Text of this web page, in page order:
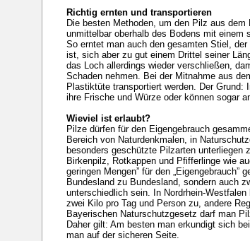
Richtig ernten und transportieren
Die besten Methoden, um den Pilz aus
unmittelbar oberhalb des Bodens mit einem
So erntet man auch den gesamten Stiel,
ist, sich aber zu gut einem Drittel seiner
das Loch allerdings wieder verschließen,
Schaden nehmen. Bei der Mitnahme aus
Plastiktüte transportiert werden. Der Grund:
ihre Frische und Würze oder können sogar
Wieviel ist erlaubt?
Pilze dürfen für den Eigengebrauch
Bereich von Naturdenkmalen, in
besonders geschützte Pilzarten unterliegen
Birkenpilz, Rotkappen und Pfifferlinge wie
geringen Mengen” für den
Bundesland zu Bundesland, sondern auch
unterschiedlich sein. In Nordrhein-
zwei Kilo pro Tag und Person zu, andere
Bayerischen Naturschutzgesetz darf man
Daher gilt: Am besten man erkundigt sich
man auf der sicheren Seite.